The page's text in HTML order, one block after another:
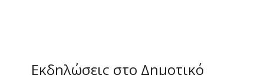
Εκδηλώσεις στο Δημοτικό